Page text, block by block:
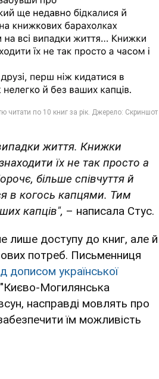
життя. Книжки
їх не так просто а
більше співчуття й
в когось капцями. Тим
капців", – написала Стус.
лише доступу до книг, але й
потреб. Письменниця
дописом української
"Києво-Могилянська
насправді мовлять про
їм можливість